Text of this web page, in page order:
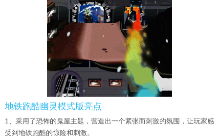
地铁跑酷幽灵模式版亮点
1、采用了恐怖的鬼屋主题，营造出一个紧张而刺激的氛围，让玩家感
受到地铁跑酷的惊险和刺激。